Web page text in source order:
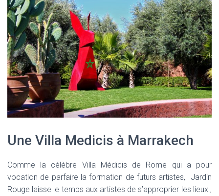
Une Villa Medicis à Marrakech
Comme la célèbre Villa Médicis de Rome qui a pour
vocation de parfaire la formation de futurs artistes, Jardin
Rouge laisse le temps aux artistes de s’approprier les lieux ,